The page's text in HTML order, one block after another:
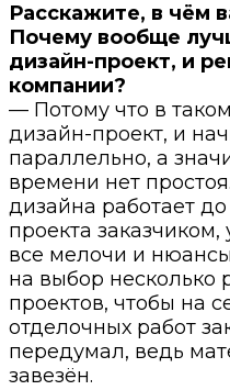
Расскажите, в чём
Почему вообще
дизайн-проект, и
компании?
— Потому что в
дизайн-проект, и
параллельно, а
времени нет
дизайна работает
проекта
все мелочи и
на выбор несколько
проектов, чтобы на
отделочных работ
передумал, ведь
завезён.